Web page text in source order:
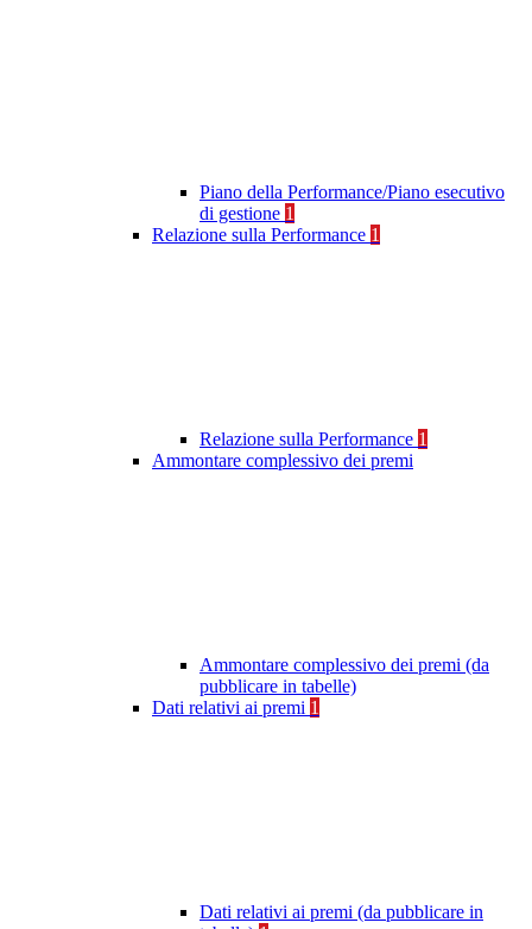
Piano della Performance/Piano esecutivo
di gestione 1
Relazione sulla Performance 1
Relazione sulla Performance 1
Ammontare complessivo dei premi
Ammontare complessivo dei premi (da
pubblicare in tabelle)
Dati relativi ai premi 1
Dati relativi ai premi (da pubblicare in